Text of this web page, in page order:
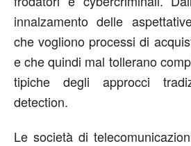
innalzamento delle
che vogliono processi di
e che quindi mal tollerano
tipiche degli approcci
detection.
Le società di